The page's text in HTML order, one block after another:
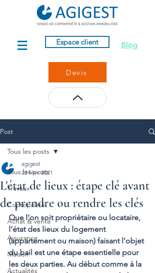
Espace client Blog
Devis
Post
Tous les posts
Travaux
Copropriété
Achat & vente
Assurance
Maison
Actualités
Tous les posts
L'état de lieux : étape clé avant
de prendre ou rendre les clés
agigest
23 févr. 2021
Que l’on soit propriétaire ou locataire,
l’état des lieux du logement
(appartement ou maison) faisant l’objet
du bail est une étape essentielle pour
les deux parties. Au début comme à la